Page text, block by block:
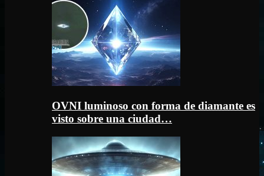
OVNI luminoso con forma de diamante es
visto sobre una ciudad…